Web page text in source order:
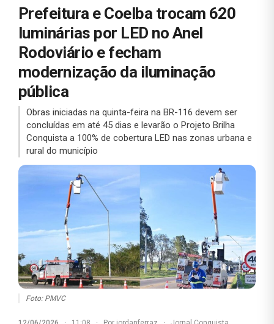
Prefeitura e Coelba trocam 620
luminárias por LED no Anel
Rodoviário e fecham
modernização da iluminação
pública
Obras iniciadas na quinta-feira na BR-116 devem ser
concluídas em até 45 dias e levarão o Projeto Brilha
Conquista a 100% de cobertura LED nas zonas urbana e
rural do município
Foto: PMVC